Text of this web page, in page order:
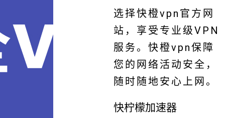
选择快橙vpn官方网
站，享受专业级VPN
服务。快橙vpn保障
您的网络活动安全，
随时随地安心上网。
快柠檬加速器